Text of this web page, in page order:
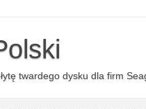
twardego dysku dla firm